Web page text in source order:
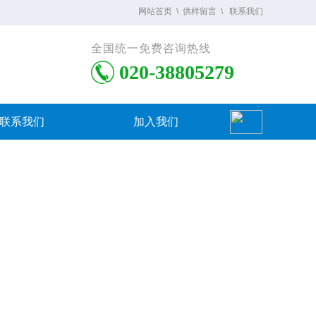
网站首页 \ 供样留言 \ 联系我们
020-38805279
全国统一免费咨询热线
联系我们 加入我们 sch